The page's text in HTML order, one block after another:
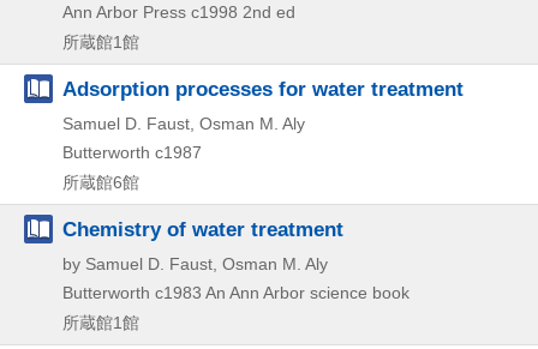
Ann Arbor Press c1998 2nd ed
所蔵館1館
Adsorption processes for water treatment
Samuel D. Faust, Osman M. Aly
Butterworth c1987
所蔵館6館
Chemistry of water treatment
by Samuel D. Faust, Osman M. Aly
Butterworth c1983 An Ann Arbor science book
所蔵館1館